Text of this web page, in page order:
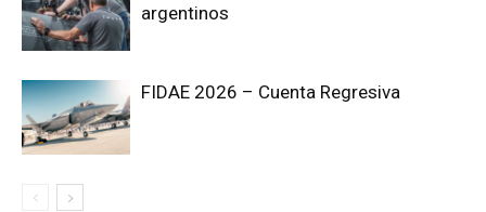
argentinos
FIDAE 2026 – Cuenta Regresiva